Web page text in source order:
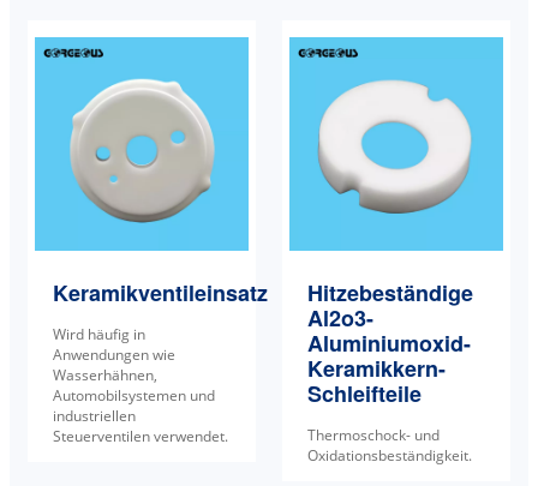
Keramikventileinsatz
Wird häufig in
Anwendungen wie
Wasserhähnen,
Automobilsystemen und
industriellen
Steuerventilen verwendet.
Hitzebeständige
Al2o3-
Aluminiumoxid-
Keramikkern-
Schleifteile
Thermoschock- und
Oxidationsbeständigkeit.